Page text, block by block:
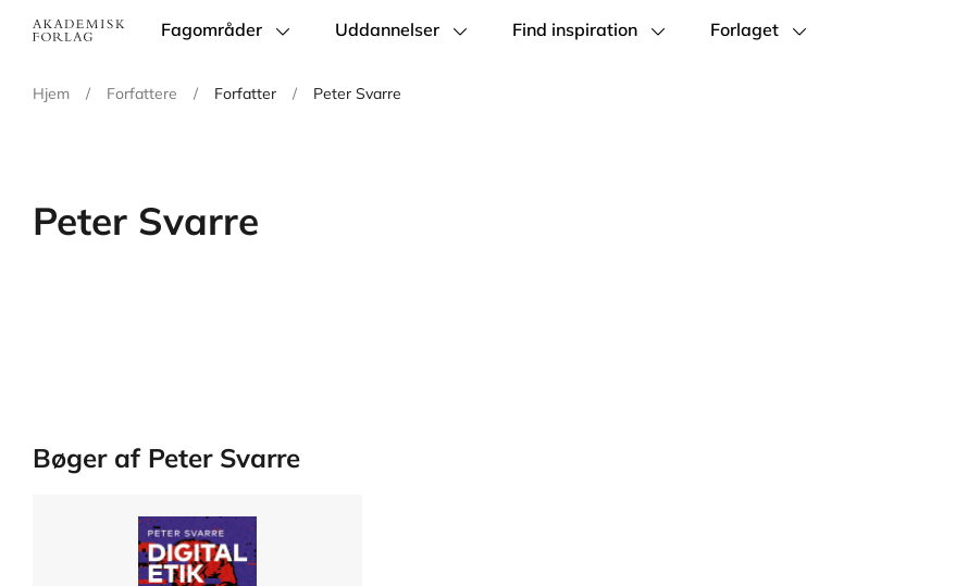
Main
Fagområder Uddannelser Find inspiration Forlaget
Hjem / Forfattere / Forfatter / Peter Svarre
Peter Svarre
Bøger af Peter Svarre